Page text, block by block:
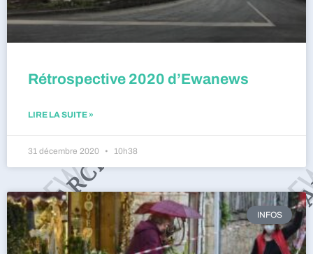
Rétrospective 2020 d’Ewanews
LIRE LA SUITE »
31 décembre 2020 10h38
INFOS